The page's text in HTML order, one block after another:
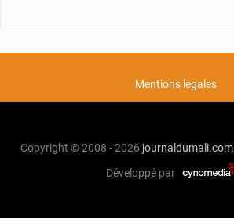
Mentions legales
Copyright © 2008 - 2026 journaldumali.com
Développé par